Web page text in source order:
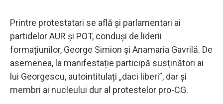
Printre protestatari se află și parlamentari ai
partidelor AUR și POT, conduși de liderii
formațiunilor, George Simion și Anamaria Gavrilă. De
asemenea, la manifestație participă susținători ai
lui Georgescu, autointitulați „daci liberi”, dar și
membri ai nucleului dur al protestelor pro-CG.